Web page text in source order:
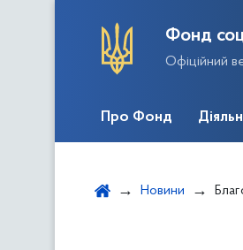
Фонд
Офіційний
Про Фонд
Новини